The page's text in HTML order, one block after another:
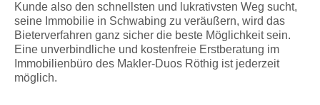
Kunde also den schnellsten und lukrativsten Weg sucht,
seine Immobilie in Schwabing zu veräußern, wird das
Bieterverfahren ganz sicher die beste Möglichkeit sein.
Eine unverbindliche und kostenfreie Erstberatung im
Immobilienbüro des Makler-Duos Röthig ist jederzeit
möglich.